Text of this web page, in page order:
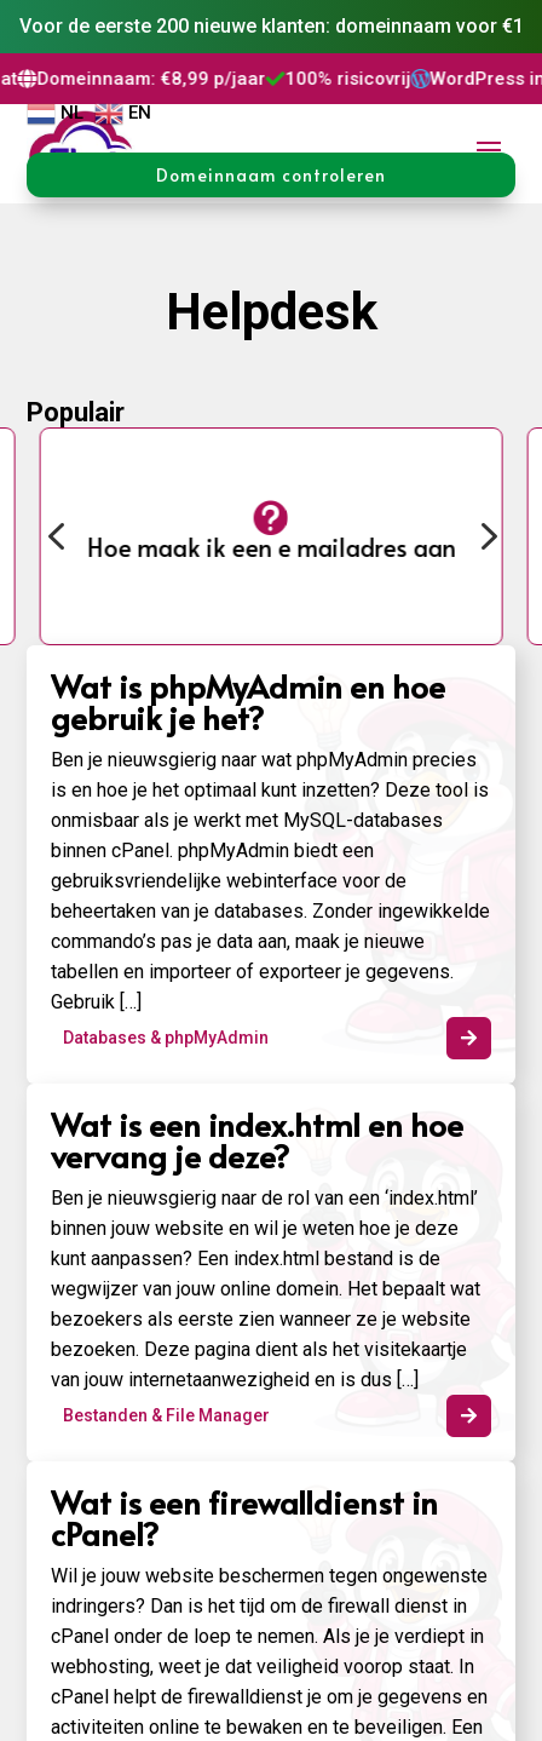
Voor de eerste 200 nieuwe klanten: domeinnaam voor €1
€8,99 p/jaar100% risicovrijWordPress installatie
NL EN
Domeinnaam controleren
Helpdesk
Populair

Hoe log ik in op mijn mail online
4 5
Wat is phpMyAdmin en hoe
gebruik je het?
Ben je nieuwsgierig naar wat phpMyAdmin precies
is en hoe je het optimaal kunt inzetten? Deze tool is
onmisbaar als je werkt met MySQL-databases
binnen cPanel. phpMyAdmin biedt een
gebruiksvriendelijke webinterface voor de
beheertaken van je databases. Zonder ingewikkelde
commando’s pas je data aan, maak je nieuwe
tabellen en importeer of exporteer je gegevens.
Gebruik […]
Databases & phpMyAdmin 
Wat is een index.​html en hoe
vervang je deze?
Ben je nieuwsgierig naar de rol van een ‘index.html’
binnen jouw website en wil je weten hoe je deze
kunt aanpassen? Een index.html bestand is de
wegwijzer van jouw online domein. Het bepaalt wat
bezoekers als eerste zien wanneer ze je website
bezoeken. Deze pagina dient als het visitekaartje
van jouw internetaanwezigheid en is dus […]
Bestanden & File Manager 
Wat is een firewalldienst in
cPanel?
Wil je jouw website beschermen tegen ongewenste
indringers? Dan is het tijd om de firewall dienst in
cPanel onder de loep te nemen. Als je je verdiept in
webhosting, weet je dat veiligheid voorop staat. In
cPanel helpt de firewalldienst je om je gegevens en
activiteiten online te bewaken en te beveiligen. Een